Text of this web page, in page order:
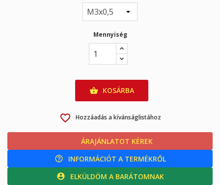
Mennyiség
 KOSÁRBA
favorite_border Hozzáadás a kívánságlistához
calculator
ÁRAJÁNLATOT KÉREK
help_outline INFORMÁCIÓT A TERMÉKRŐL
account_circle ELKÜLDÖM A BARÁTOMNAK